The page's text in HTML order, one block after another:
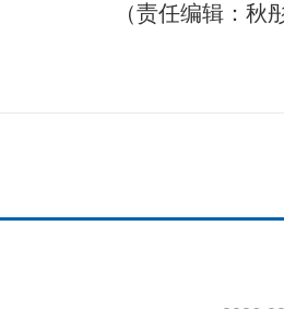
（责任编辑：秋